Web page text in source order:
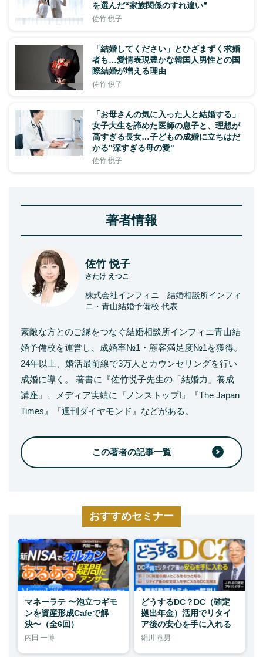
を選んだ“家族関係のすれ違い”
佐竹 悦子
「結婚してください」とひざまずく求婚
者も…愛情表現豊かな韓国人男性との国
際結婚が増える理由
佐竹 悦子
「お母さんの気に入った人と結婚する」
女子大生を諦めた医師の息子と、理想が
高すぎる長女…子どもの成婚に立ちはだ
かる"深すぎる母の愛"
佐竹 悦子
著者情報
佐竹 悦子
さたけ えつこ
株式会社インフィニ 結婚相談所インフィ
ニ・青山結婚予備校 代表
素敵な方とのご縁をつなぐ結婚相談所インフィニ青山結
婚予備校を運営し、成婚率№1・顧客満足度№1を獲得。
24年以上、婚活最前線で3万人とカウンセリングを行い
成婚に導く。 著書に『佐竹悦子先生の「結婚力」養成
講座』、メディア実績に『ノンストップ!』『The Japan
Times』『週刊ダイヤモンド』などがある。
この著者の記事一覧
おすすめセミナー
マネーラテ 〜泡立つギモ
ンを資産形成Cafeで解
決〜（全6回）
内田 一博
どうするDC？DC（確定
拠出年金）活用でリタイ
ア後の安心を手に入れる
絹川 竜男